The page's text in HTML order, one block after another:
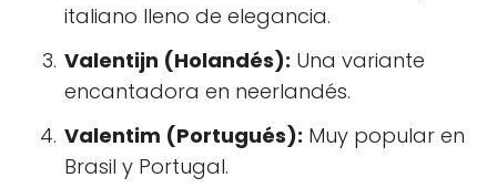
italiano lleno de elegancia.
Valentijn (Holandés): Una variante
encantadora en neerlandés.
Valentim (Portugués): Muy popular en
Brasil y Portugal.